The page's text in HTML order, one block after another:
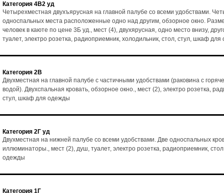
Категория 4В2 уд
Четырехместная двухъярусная на главной палубе со всеми удобствами.
односпальных места расположенные одно над другим, обзорное окно.
человек в каюте по цене 3Б уд., мест (4), двухярусная, одно место внизу,
туалет, электро розетка, радиоприемник, холодильник, стол, стул, шкаф
Категория 2В
Двухместная на главной палубе с частичными удобствами (раковина с
водой). Двухспальная кровать, обзорное окно., мест (2), электро розетка,
стул, шкаф для одежды
Категория 2Г уд
Двухместная на нижней палубе со всеми удобствами. Две односпальных
иллюминаторы., мест (2), душ, туалет, электро розетка, радиоприемник,
одежды
Категория 1Г